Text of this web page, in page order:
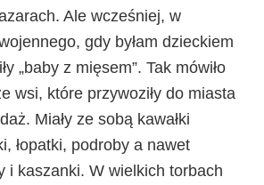
Ale wcześniej, w
gdy byłam dzieckiem
„baby z mięsem”. Tak mówiło
wsi, które przywoziły do miasta
Miały ze sobą kawałki
łopatki, podroby a nawet
i kaszanki. W wielkich torbach